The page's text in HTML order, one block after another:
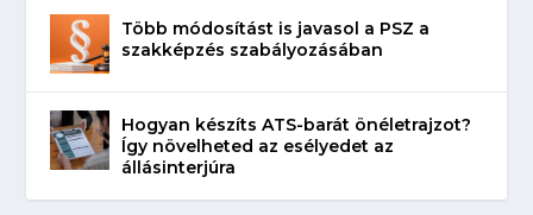
Több módosítást is javasol a PSZ a
szakképzés szabályozásában
Hogyan készíts ATS-barát önéletrajzot?
Így növelheted az esélyedet az
állásinterjúra